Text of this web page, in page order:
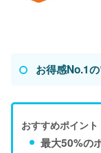
お得感No.1
おすすめポイント
最大50%の